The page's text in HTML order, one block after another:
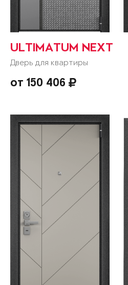
ULTIMATUM NEXT
Дверь для квартиры
от 150 406